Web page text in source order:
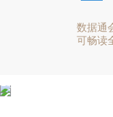
数据通
可畅读